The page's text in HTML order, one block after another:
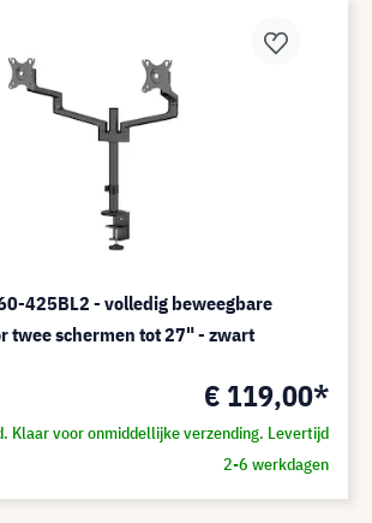
425BL2 - volledig beweegbare
twee schermen tot 27" - zwart
€ 119,00*
Klaar voor onmiddellijke verzending. Levertijd
2-6 werkdagen